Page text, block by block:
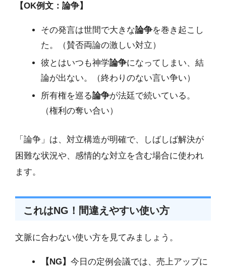
【OK例文：論争】
その発言は世間で大きな論争を巻き起こし
た。（賛否両論の激しい対立）
彼とはいつも神学論争になってしまい、結
論が出ない。（終わりのない言い争い）
所有権を巡る論争が法廷で続いている。
（権利の奪い合い）
「論争」は、対立構造が明確で、しばしば解決が
困難な状況や、感情的な対立を含む場合に使われ
ます。
これはNG！間違えやすい使い方
文脈に合わない使い方を見てみましょう。
【NG】 今日の定例会議では、売上アップに